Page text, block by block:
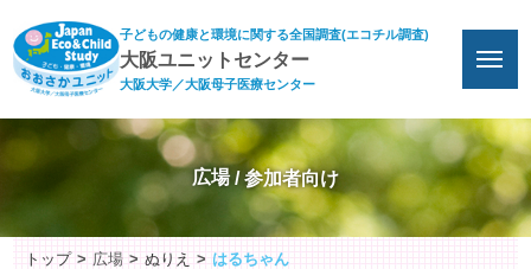
子どもの健康と環境に関する全国調査(エコチル調査)
大阪ユニットセンター
大阪大学／大阪母子医療センター
広場
トップ 広場 ぬりえ はるちゃん